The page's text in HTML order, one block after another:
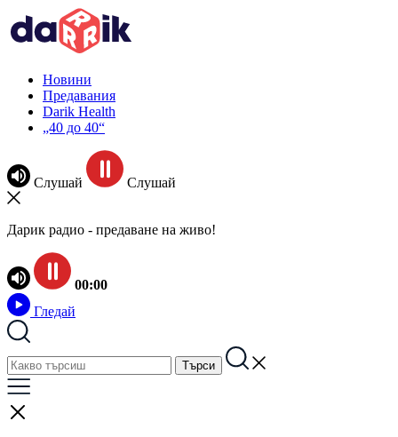
Новини
Предавания
Darik Health
„40 до 40“
Слушай Слушай
Дарик радио - предаване на живо!
00:00
Гледай